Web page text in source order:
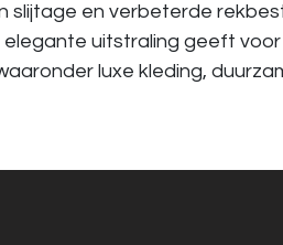
slijtage en verbeterde
uitstraling geeft voor
luxe kleding,